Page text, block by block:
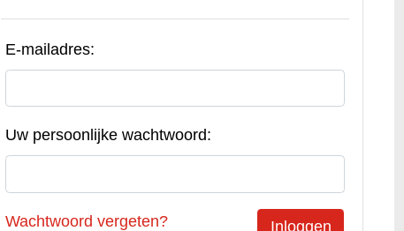
E-mailadres:
Uw persoonlijke wachtwoord:
Wachtwoord vergeten?